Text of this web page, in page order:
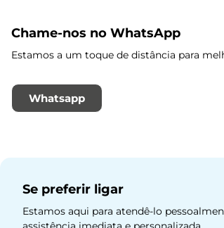
Chame-nos no WhatsApp
Estamos a um toque de distância para
Whatsapp
Se preferir ligar
Estamos aqui para atendê-lo